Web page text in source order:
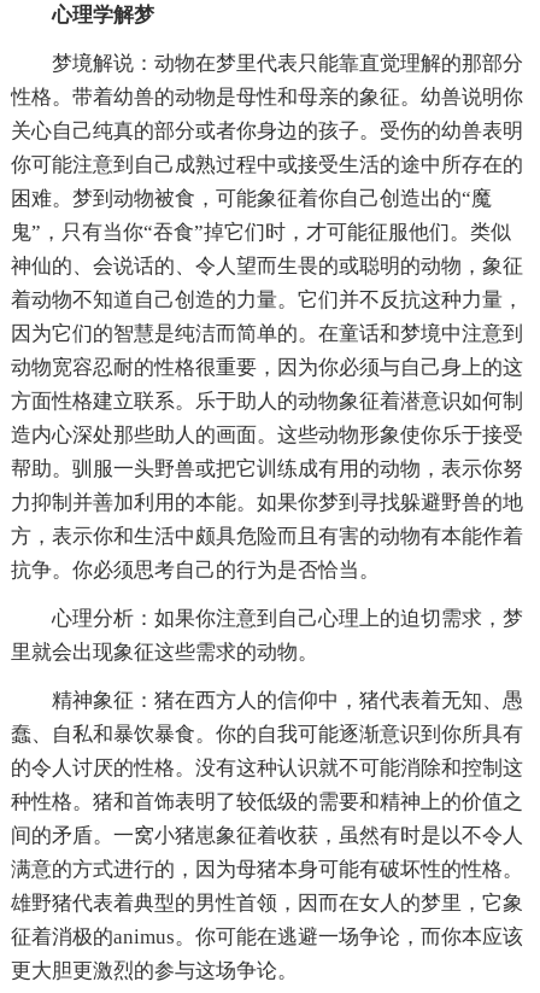
心理学解梦
梦境解说：动物在梦里代表只能靠直觉理解的那部分
性格。带着幼兽的动物是母性和母亲的象征。幼兽说明你
关心自己纯真的部分或者你身边的孩子。受伤的幼兽表明
你可能注意到自己成熟过程中或接受生活的途中所存在的
困难。梦到动物被食，可能象征着你自己创造出的“魔
鬼”，只有当你“吞食”掉它们时，才可能征服他们。类似
神仙的、会说话的、令人望而生畏的或聪明的动物，象征
着动物不知道自己创造的力量。它们并不反抗这种力量，
因为它们的智慧是纯洁而简单的。在童话和梦境中注意到
动物宽容忍耐的性格很重要，因为你必须与自己身上的这
方面性格建立联系。乐于助人的动物象征着潜意识如何制
造内心深处那些助人的画面。这些动物形象使你乐于接受
帮助。驯服一头野兽或把它训练成有用的动物，表示你努
力抑制并善加利用的本能。如果你梦到寻找躲避野兽的地
方，表示你和生活中颇具危险而且有害的动物有本能作着
抗争。你必须思考自己的行为是否恰当。
心理分析：如果你注意到自己心理上的迫切需求，梦
里就会出现象征这些需求的动物。
精神象征：猪在西方人的信仰中，猪代表着无知、愚
蠢、自私和暴饮暴食。你的自我可能逐渐意识到你所具有
的令人讨厌的性格。没有这种认识就不可能消除和控制这
种性格。猪和首饰表明了较低级的需要和精神上的价值之
间的矛盾。一窝小猪崽象征着收获，虽然有时是以不令人
满意的方式进行的，因为母猪本身可能有破坏性的性格。
雄野猪代表着典型的男性首领，因而在女人的梦里，它象
征着消极的animus。你可能在逃避一场争论，而你本应该
更大胆更激烈的参与这场争论。